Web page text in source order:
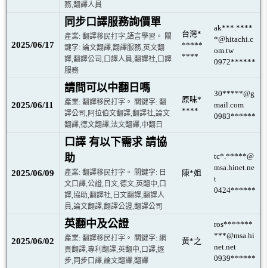
務,翻譯人員
2025/06/17
同步口譯服務詢價單
產業: 翻譯移民打字,語言學習。 關
鍵字: 論文翻譯,翻譯服務,英文翻
譯,翻譯公司,口譯人員,翻譯社,口譯
服務
台灣*
*****
****
ak***.****
*@hitachi.c
om.tw
0972******
2025/06/11
請問可以中翻日嗎
產業: 翻譯移民打字。 關鍵字: 翻
譯公司,阿拉伯文翻譯,翻譯社,論文
翻譯,德文翻譯,法文翻譯,中翻日
原味*
****
30*****@g
mail.com
0983******
2025/06/09
口譯 有以下需求 請協
助
產業: 翻譯移民打字。 關鍵字: 日
文口譯,公證,日文,德文,英翻中,口
譯,協助,翻譯社,日文翻譯,翻譯人
員,論文翻譯,翻譯公證,翻譯公司
陳*姐
tc*.*****@
msa.hinet.ne
t
0424******
2025/06/02
英翻中及公證
產業: 翻譯移民打字。 關鍵字: 網
頁翻譯,專利翻譯,英翻中,口譯,逐
步,同步口譯,論文翻譯,翻譯
黃*之
ros*******
***@msa.hi
net.net
0939******